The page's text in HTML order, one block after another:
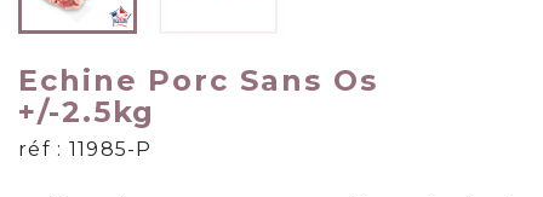
Echine Porc Sans Os
+/-2.5kg
réf : 11985-P